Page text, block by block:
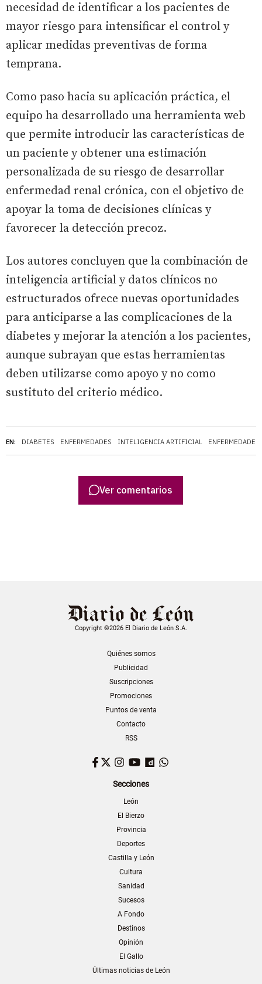
EN: DIABETES ENFERMEDADES INTELIGENCIA ARTIFICIAL
necesidad de identificar a los pacientes de
mayor riesgo para intensificar el control y
aplicar medidas preventivas de forma
temprana.
Como paso hacia su aplicación práctica, el
equipo ha desarrollado una herramienta web
que permite introducir las características de
un paciente y obtener una estimación
personalizada de su riesgo de desarrollar
enfermedad renal crónica, con el objetivo de
apoyar la toma de decisiones clínicas y
favorecer la detección precoz.
Los autores concluyen que la combinación de
inteligencia artificial y datos clínicos no
estructurados ofrece nuevas oportunidades
para anticiparse a las complicaciones de la
diabetes y mejorar la atención a los pacientes,
aunque subrayan que estas herramientas
deben utilizarse como apoyo y no como
sustituto del criterio médico.
Ver comentarios
Copyright ©2026 El Diario de León S.A.
Quiénes somos
Publicidad
Suscripciones
Promociones
Puntos de venta
Contacto
RSS
Facebook
TwitterInstagram
YouTubeDailymotion
Secciones
León
El Bierzo
Provincia
Deportes
Castilla y León
Cultura
Sanidad
Sucesos
A Fondo
Destinos
Opinión
El Gallo
Últimas noticias de León